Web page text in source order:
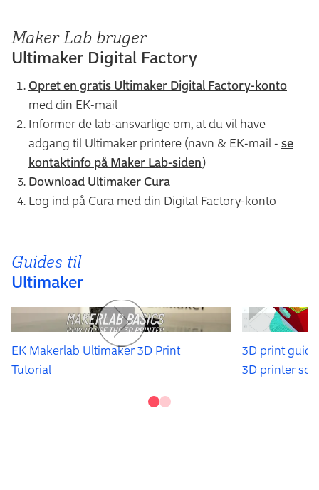
Maker Lab bruger
Ultimaker Digital Factory
Opret en gratis Ultimaker Digital Factory-konto
med din EK-mail
Informer de lab-ansvarlige om, at du vil have
adgang til Ultimaker printere (navn & EK-mail - se
kontaktinfo på Maker Lab-siden)
Download Ultimaker Cura
Log ind på Cura med din Digital Factory-konto
Guides til
Ultimaker
EK Makerlab Ultimaker 3D Print
Tutorial
3D print
3D printer